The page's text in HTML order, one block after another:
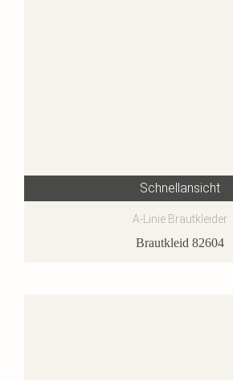
Schnellansicht
A-Linie Brautkleider
Brautkleid 82604